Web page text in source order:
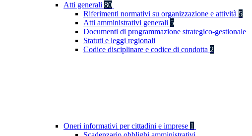
Atti generali 80
Riferimenti normativi su organizzazione e attività 5
Atti amministrativi generali 5
Documenti di programmazione strategico-gestionale
Statuti e leggi regionali
Codice disciplinare e codice di condotta 2
Oneri informativi per cittadini e imprese 1